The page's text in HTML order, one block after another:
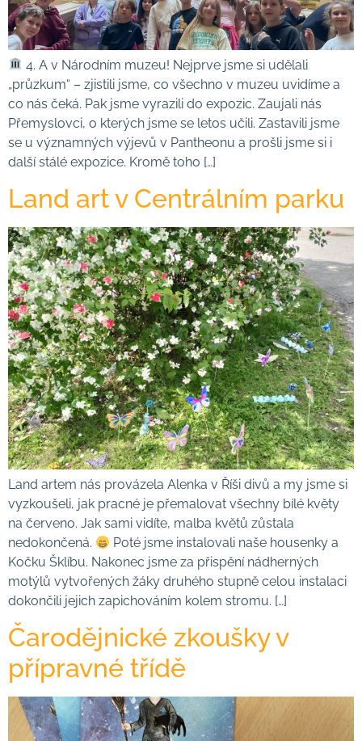
4. A v Národním muzeu! Nejprve jsme si udělali
„průzkum“ – zjistili jsme, co všechno v muzeu uvidíme a
co nás čeká. Pak jsme vyrazili do expozic. Zaujali nás
Přemyslovci, o kterých jsme se letos učili. Zastavili jsme
se u významných výjevů v Pantheonu a prošli jsme si i
další stálé expozice. Kromě toho […]
Land art v Centrálním parku
Land artem nás provázela Alenka v Říši divů a my jsme si
vyzkoušeli, jak pracné je přemalovat všechny bílé květy
na červeno. Jak sami vidíte, malba květů zůstala
nedokončená.
Poté jsme instalovali naše housenky a
Kočku Šklíbu. Nakonec jsme za přispění nádherných
motýlů vytvořených žáky druhého stupně celou instalaci
dokončili jejich zapichováním kolem stromu. […]
Čarodějnické zkoušky v
přípravné třídě